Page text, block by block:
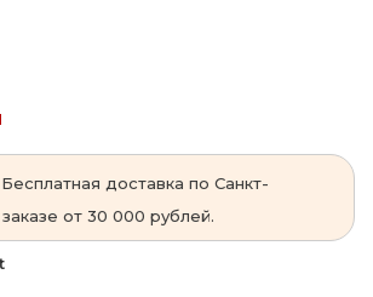
Бесплатная доставка по Санкт-
от 30 000 рублей.